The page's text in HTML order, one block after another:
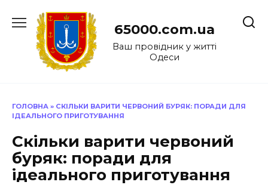
до
65000.com.ua
Ваш провідник у житті
Одеси
ГОЛОВНА » СКІЛЬКИ ВАРИТИ ЧЕРВОНИЙ БУРЯК: ПОРАДИ ДЛЯ
ІДЕАЛЬНОГО ПРИГОТУВАННЯ
Скільки варити червоний
буряк: поради для
ідеального приготування